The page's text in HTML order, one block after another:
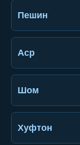
Пешин
Аср
Шом
Хуфтон